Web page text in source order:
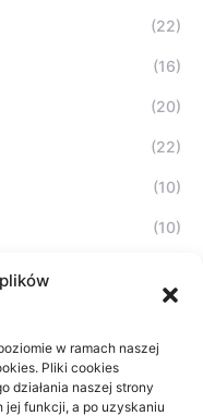
w ramach naszej
Pliki cookies
działania naszej strony
funkcji, a po uzyskaniu
(22)
(16)
(20)
(22)
(10)
(10)
(5)
(11)